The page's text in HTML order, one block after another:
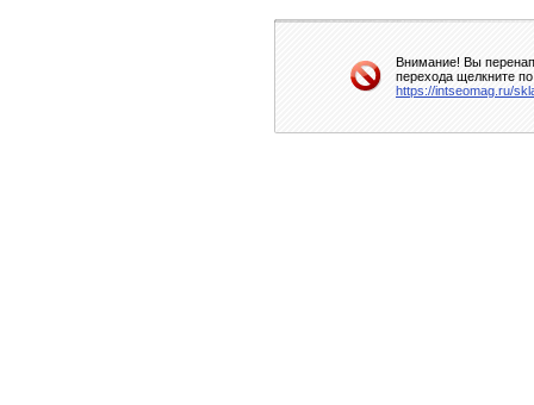
Внимание! Вы
перехода щелкните
https://intseomag.ru/